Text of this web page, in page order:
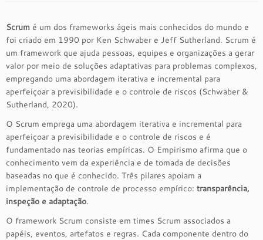
Scrum é um dos frameworks ágeis mais conhecidos do mundo e
foi criado em 1990 por Ken Schwaber e Jeff Sutherland. Scrum é
um framework que ajuda pessoas, equipes e organizações a gerar
valor por meio de soluções adaptativas para problemas complexos,
empregando uma abordagem iterativa e incremental para
aperfeiçoar a previsibilidade e o controle de riscos (Schwaber &
Sutherland, 2020).
O Scrum emprega uma abordagem iterativa e incremental para
aperfeiçoar a previsibilidade e o controle de riscos e é
fundamentado nas teorias empíricas. O Empirismo afirma que o
conhecimento vem da experiência e de tomada de decisões
baseadas no que é conhecido. Três pilares apoiam a
implementação de controle de processo empírico: transparência,
inspeção e adaptação.
O framework Scrum consiste em times Scrum associados a
papéis, eventos, artefatos e regras. Cada componente dentro do